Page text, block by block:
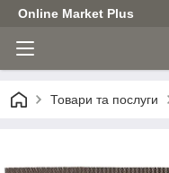
Online Market Plus
Товари та послуги